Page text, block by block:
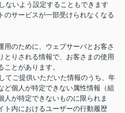
ないよう設定することもできます
のサービスが一部受けられなくなる
用のために、ウェブサーバとお客さ
とりされる情報で、お客さまの使用
とがあります。
てご提供いただいた情報のうち、年
ど個人が特定できない属性情報（組
人が特定できないものに限られま
ト内におけるユーザーの行動履歴